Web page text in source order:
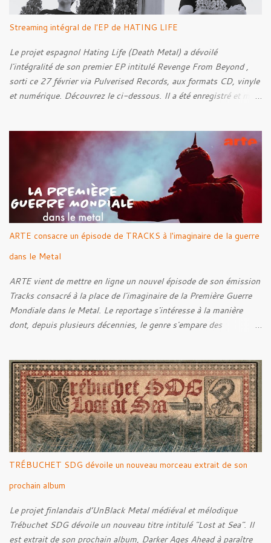
Streaming intégral de l'EP de HATING LIFE
Le projet espagnol Hating Life (Death Metal) a dévoilé
l'intégralité de son premier EP intitulé Revenge From Beyond ,
sorti ce 27 février via Pulverised Records, aux formats CD, vinyle
et numérique. Découvrez le ci-dessous. Il a été enregistré et mixé
Rebellion Against The Vile 05. Revenge From Beyond 06. The
Sense Of Fear
ARTE consacre un épisode de TRACKS à l'imaginaire de la guerre
dans le Metal
ARTE vient de mettre en ligne un nouvel épisode de son émission
Tracks consacré à la place de l'imaginaire de la Première Guerre
Mondiale dans le Metal. Le reportage s'intéresse à la manière
dont, depuis plusieurs décennies, le genre s'empare des
cette réflexion, Tracks est allé à la rencontre de Noise (
Kanonenfieber ) et de Dmytro Kumar ( 1914 ), qui reviennent sur
leur intérêt pour la Première Guerre mondiale. Le documentaire
donne également la parole au producteur Kristian "Kohle"
Kohlmannslehner, collaborateur de 1914 , ainsi qu'à l'historien
Ralf Raths, directeur du Musée allemand des blindés de Munster,
afin d'interroger plus largement la place des images de guerre
dans l'esthétique et l'imaginaire du Metal. Le reportage est à
découvrir ci-dessous :
TRÉBUCHET SDG dévoile un nouveau morceau extrait de son
prochain album
Le projet finlandais d’UnBlack Metal médiéval et mélodique
Trébuchet SDG dévoile un nouveau titre intitulé "Lost at Sea". Il
est extrait de son prochain album, Darker Ages Ahead à paraître